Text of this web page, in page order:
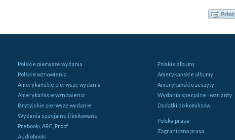
Polskie pierwsze wydania
Polskie wznowienia
Amerykańskie pierwsze wydania
Amerykańskie wznowienia
Brytyjskie pierwsze wydanie
Wydania specjalne i limitowane
Prebooki, ARC, Proof
Audiobooki
Polskie albumy
Amerykańskie albumy
Amerykańskie zeszyty
Wydania specjalne i warianty
Dodatki do komiksów
Polska prasa
Zagraniczna prasa